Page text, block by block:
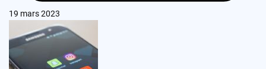
19 mars 2023